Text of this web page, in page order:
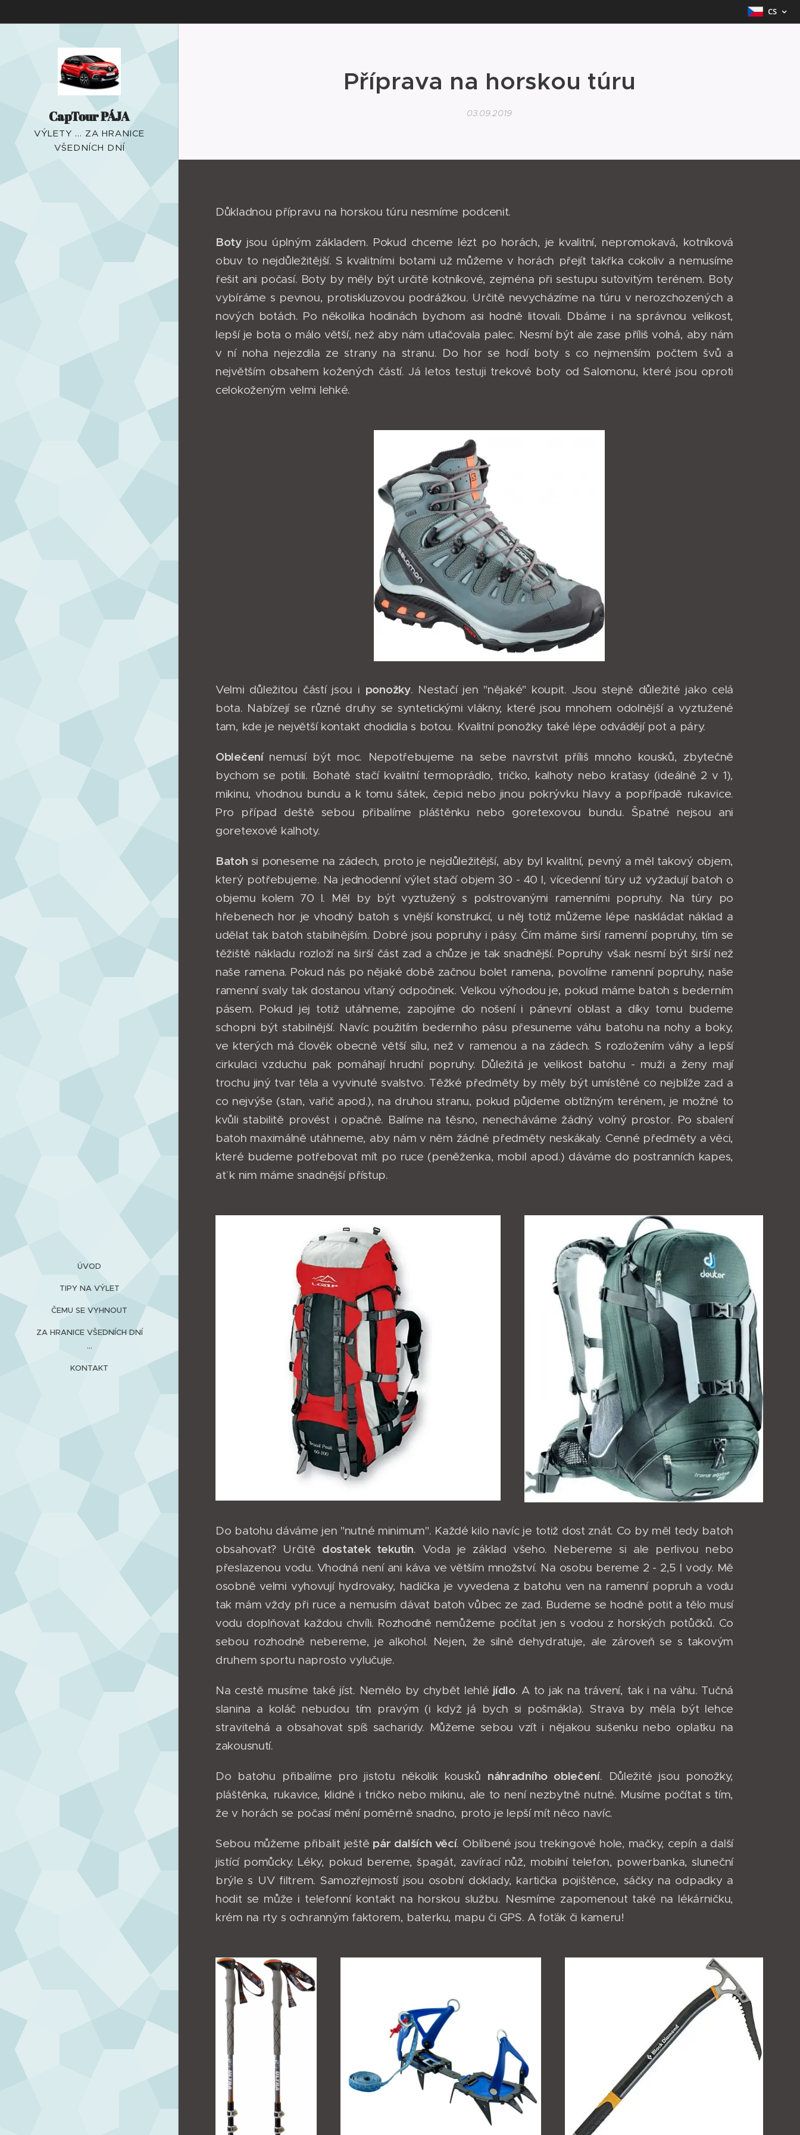
CS
CapTour PÁJA
VÝLETY ... ZA HRANICE
VŠEDNÍCH DNÍ
ÚVOD
TIPY NA VÝLET
ČEMU SE VYHNOUT
ZA HRANICE VŠEDNÍCH DNÍ
...
KONTAKT
Příprava na horskou túru
03.09.2019
Důkladnou přípravu na horskou túru nesmíme podcenit.
Botyjsou úplným základem. Pokud chceme lézt po horách, je kvalitní, nepromokavá, kotníková
obuv to nejdůležitější. S kvalitními botami už můžeme v horách přejít takřka cokoliv a nemusíme
řešit ani počasí. Boty by měly být určitě kotníkové, zejména při sestupu suťovitým terénem. Boty
vybíráme s pevnou, protiskluzovou podrážkou. Určitě nevycházíme na túru v nerozchozených a
nových botách. Po několika hodinách bychom asi hodně litovali. Dbáme i na správnou velikost,
lepší je bota o málo větší, než aby nám utlačovala palec. Nesmí být ale zase příliš volná, aby nám
v ní noha nejezdila ze strany na stranu. Do hor se hodí boty s co nejmenším počtem švů a
největším obsahem kožených částí. Já letos testuji trekové boty od Salomonu, které jsou oproti
celokoženým velmi lehké.
Velmi důležitou částí jsou i ponožky. Nestačí jen "nějaké" koupit. Jsou stejně důležité jako celá
bota. Nabízejí se různé druhy se syntetickými vlákny, které jsou mnohem odolnější a vyztužené
tam, kde je největší kontakt chodidla s botou. Kvalitní ponožky také lépe odvádějí pot a páry.
Oblečení nemusí být moc. Nepotřebujeme na sebe navrstvit příliš mnoho kousků, zbytečně
bychom se potili. Bohatě stačí kvalitní termoprádlo, tričko, kalhoty nebo kraťasy (ideálně 2 v 1),
mikinu, vhodnou bundu a k tomu šátek, čepici nebo jinou pokrývku hlavy a popřípadě rukavice.
Pro případ deště sebou přibalíme pláštěnku nebo goretexovou bundu. Špatné nejsou ani
goretexové kalhoty.
Batoh si poneseme na zádech, proto je nejdůležitější, aby byl kvalitní, pevný a měl takový objem,
který potřebujeme. Na jednodenní výlet stačí objem 30 - 40 l, vícedenní túry už vyžadují batoh o
objemu kolem 70 l. Měl by být vyztužený s polstrovanými ramenními popruhy. Na túry po
hřebenech hor je vhodný batoh s vnější konstrukcí, u něj totiž můžeme lépe naskládat náklad a
udělat tak batoh stabilnějším. Dobré jsou popruhy i pásy. Čím máme širší ramenní popruhy, tím se
těžiště nákladu rozloží na širší část zad a chůze je tak snadnější. Popruhy však nesmí být širší než
naše ramena. Pokud nás po nějaké době začnou bolet ramena, povolíme ramenní popruhy, naše
ramenní svaly tak dostanou vítaný odpočinek. Velkou výhodou je, pokud máme batoh s bederním
pásem. Pokud jej totiž utáhneme, zapojíme do nošení i pánevní oblast a díky tomu budeme
schopni být stabilnější. Navíc použitím bederního pásu přesuneme váhu batohu na nohy a boky,
ve kterých má člověk obecně větší sílu, než v ramenou a na zádech. S rozložením váhy a lepší
cirkulaci vzduchu pak pomáhají hrudní popruhy. Důležitá je velikost batohu - muži a ženy mají
trochu jiný tvar těla a vyvinuté svalstvo. Těžké předměty by měly být umístěné co nejblíže zad a
co nejvýše (stan, vařič apod.), na druhou stranu, pokud půjdeme obtížným terénem, je možné to
kvůli stabilitě provést i opačně. Balíme na těsno, nenecháváme žádný volný prostor. Po sbalení
batoh maximálně utáhneme, aby nám v něm žádné předměty neskákaly. Cenné předměty a věci,
které budeme potřebovat mít po ruce (peněženka, mobil apod.) dáváme do postranních kapes,
ať k nim máme snadnější přístup.
Do batohu dáváme jen "nutné minimum". Každé kilo navíc je totiž dost znát. Co by měl tedy batoh
obsahovat? Určitě dostatek tekutin. Voda je základ všeho. Nebereme si ale perlivou nebo
přeslazenou vodu. Vhodná není ani káva ve větším množství. Na osobu bereme 2 - 2,5 l vody. Mě
osobně velmi vyhovují hydrovaky, hadička je vyvedena z batohu ven na ramenní popruh a vodu
tak mám vždy při ruce a nemusím dávat batoh vůbec ze zad. Budeme se hodně potit a tělo musí
vodu doplňovat každou chvíli. Rozhodně nemůžeme počítat jen s vodou z horských potůčků. Co
sebou rozhodně nebereme, je alkohol. Nejen, že silně dehydratuje, ale zároveň se s takovým
druhem sportu naprosto vylučuje.
Na cestě musíme také jíst. Nemělo by chybět lehlé jídlo. A to jak na trávení, tak i na váhu. Tučná
slanina a koláč nebudou tím pravým (i když já bych si pošmákla). Strava by měla být lehce
stravitelná a obsahovat spíš sacharidy. Můžeme sebou vzít i nějakou sušenku nebo oplatku na
zakousnutí.
Do batohu přibalíme pro jistotu několik kousků náhradního oblečení. Důležité jsou ponožky,
pláštěnka, rukavice, klidně i tričko nebo mikinu, ale to není nezbytně nutné. Musíme počítat s tím,
že v horách se počasí mění poměrně snadno, proto je lepší mít něco navíc.
Sebou můžeme přibalit ještě pár dalších věcí. Oblíbené jsou trekingové hole, mačky, cepín a další
jistící pomůcky. Léky, pokud bereme, špagát, zavírací nůž, mobilní telefon, powerbanka, sluneční
brýle s UV filtrem. Samozřejmostí jsou osobní doklady, kartička pojištěnce, sáčky na odpadky a
hodit se může i telefonní kontakt na horskou službu. Nesmíme zapomenout také na lékárničku,
krém na rty s ochranným faktorem, baterku, mapu či GPS. A foťák či kameru!